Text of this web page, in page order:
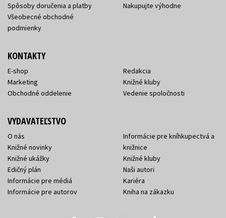
Spôsoby doručenia a platby
Všeobecné obchodné
podmienky
Nakupujte výhodne
KONTAKTY
E-shop
Marketing
Obchodné oddelenie
Redakcia
Knižné kluby
Vedenie spoločnosti
VYDAVATEĽSTVO
O nás
Knižné novinky
Knižné ukážky
Edičný plán
Informácie pre médiá
Informácie pre autorov
Informácie pre kníhkupectvá a
knižnice
Knižné kluby
Naši autori
Kariéra
Kniha na zákazku